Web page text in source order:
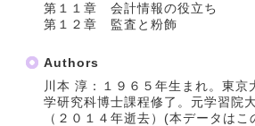
第１１章 会計情報の役立ち
第１２章 監査と粉飾
Authors
川本 淳：１９６５年生まれ。東京
学研究科博士課程修了。元学習院
（２０１４年逝去）(本データはこ